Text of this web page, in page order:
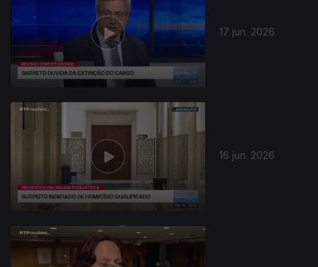
17 jun. 2026
16 jun. 2026